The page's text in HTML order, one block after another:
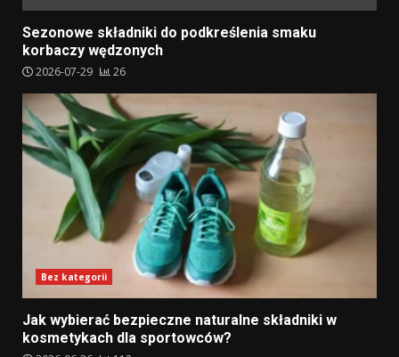
Sezonowe składniki do podkreślenia smaku
korbaczy wędzonych
2026-07-29 26
Bez kategorii
Jak wybierać bezpieczne naturalne składniki w
kosmetykach dla sportowców?